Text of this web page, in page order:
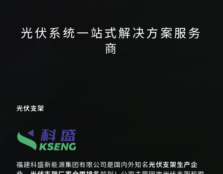
光伏系统一站式解决方案服务
商
光伏支架
福建科盛新能源集团有限公司是国内外知名光伏支架生产企